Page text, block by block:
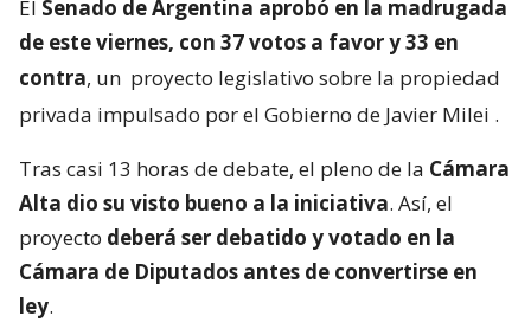
El Senado de Argentina aprobó en la madrugada
de este viernes, con 37 votos a favor y 33 en
contra, un proyecto legislativo sobre la propiedad
privada impulsado por el Gobierno de Javier Milei .
Tras casi 13 horas de debate, el pleno de la Cámara
Alta dio su visto bueno a la iniciativa. Así, el
proyecto deberá ser debatido y votado en la
Cámara de Diputados antes de convertirse en
ley.